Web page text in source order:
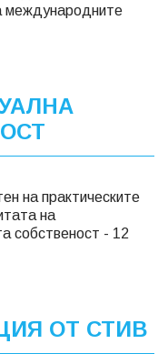
международните
на практическите
на
собственост - 12
ОТ СТИВ